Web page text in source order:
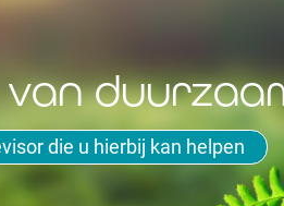
die u hierbij kan helpen